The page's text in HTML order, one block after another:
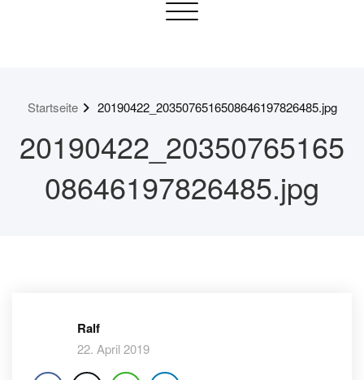
Toggle navigation
Startseite 20190422_2035076516508646197826485.jpg
20190422_20350765165
08646197826485.jpg
Ralf
22. April 2019